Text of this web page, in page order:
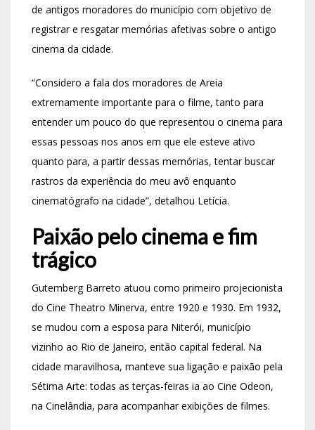
de antigos moradores do município com objetivo de
registrar e resgatar memórias afetivas sobre o antigo
cinema da cidade.
“Considero a fala dos moradores de Areia
extremamente importante para o filme, tanto para
entender um pouco do que representou o cinema para
essas pessoas nos anos em que ele esteve ativo
quanto para, a partir dessas memórias, tentar buscar
rastros da experiência do meu avô enquanto
cinematógrafo na cidade”, detalhou Letícia.
Paixão pelo cinema e fim
trágico
Gutemberg Barreto atuou como primeiro projecionista
do Cine Theatro Minerva, entre 1920 e 1930. Em 1932,
se mudou com a esposa para Niterói, município
vizinho ao Rio de Janeiro, então capital federal. Na
cidade maravilhosa, manteve sua ligação e paixão pela
Sétima Arte: todas as terças-feiras ia ao Cine Odeon,
na Cinelândia, para acompanhar exibições de filmes.